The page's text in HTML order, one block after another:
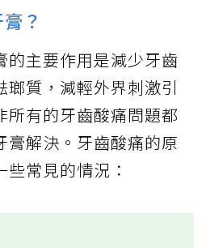
？
的主要作用是減少牙齒
質，減輕外界刺激引
所有的牙齒酸痛問題都
膏解決。牙齒酸痛的原
常見的情況：